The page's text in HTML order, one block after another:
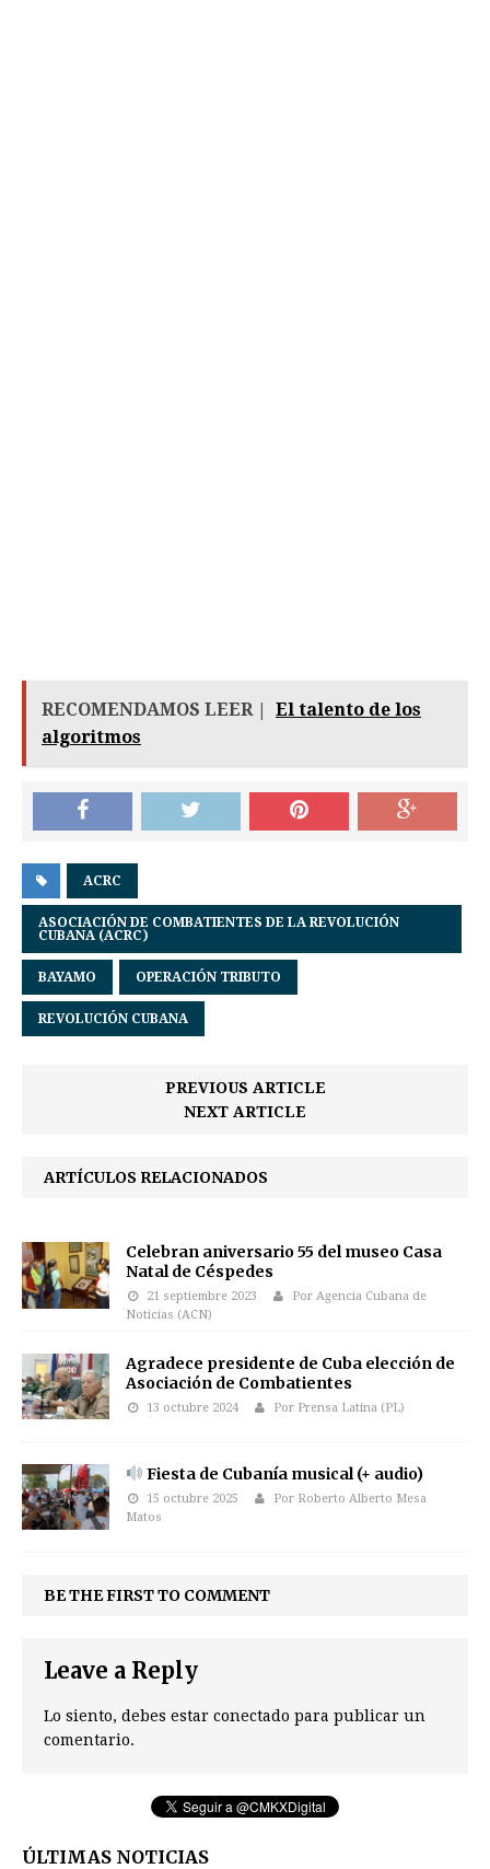
RECOMENDAMOS LEER |
El talento de los
algoritmos
ACRC
ASOCIACIÓN DE COMBATIENTES DE LA REVOLUCIÓN
CUBANA (ACRC)
BAYAMO OPERACIÓN TRIBUTO
REVOLUCIÓN CUBANA
PREVIOUS ARTICLE
NEXT ARTICLE
ARTÍCULOS RELACIONADOS
Celebran aniversario 55 del museo Casa
Natal de Céspedes
21 septiembre 2023
Por Agencia Cubana de
Noticias (ACN)
Agradece presidente de Cuba elección de
Asociación de Combatientes
13 octubre 2024 Por Prensa Latina (PL)
Fiesta de Cubanía musical (+ audio)
15 octubre 2025
Por Roberto Alberto Mesa
Matos
BE THE FIRST TO COMMENT
Leave a Reply
Lo siento, debes estar conectado para publicar un
comentario.
ÚLTIMAS NOTICIAS